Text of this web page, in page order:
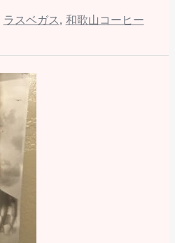
ラスベガス, 和歌山コーヒー